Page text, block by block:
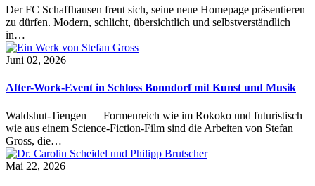
Der FC Schaffhausen freut sich, seine neue Homepage präsentieren
zu dürfen. Modern, schlicht, übersichtlich und selbstverständlich
in…
Juni 02, 2026
After-Work-Event in Schloss Bonndorf mit Kunst und Musik
Waldshut-Tiengen — Formenreich wie im Rokoko und futuristisch
wie aus einem Science-Fiction-Film sind die Arbeiten von Stefan
Gross, die…
Mai 22, 2026